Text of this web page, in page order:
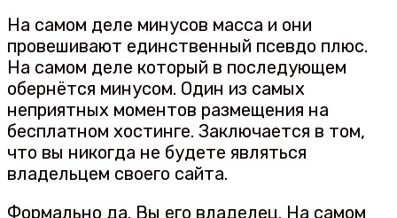
На самом деле минусов масса и они
провешивают единственный псевдо плюс.
На самом деле который в последующем
обернётся минусом. Один из самых
неприятных моментов размещения на
бесплатном хостинге. Заключается в том,
что вы никогда не будете являться
владельцем своего сайта.
Формально да. Вы его владелец. На самом